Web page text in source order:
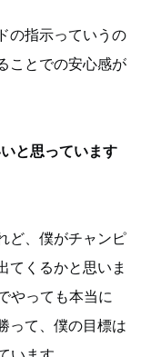
の指示っていうの
ことでの安心感が
と思っています
ど、僕がチャンピ
てくるかと思いま
やっても本当に
って、僕の目標は